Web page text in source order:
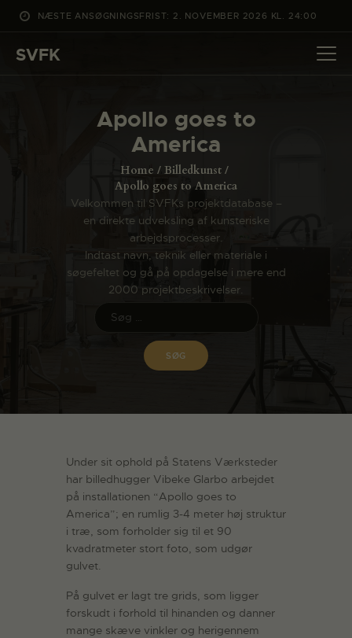
NÆSTE ANSØGNINGSFRIST: 2. NOVEMBER 2026 KL. 24:00
SVFK
Apollo goes to
America
Home
Billedkunst
Apollo goes to America
Velkommen til SVFKs projektdatabase –
en direkte udveksling af kunsteriske
arbejdsprocesser.
Indtast navn, teknik eller materiale i
søgefeltet og gå på opdagelse i mere end
2000 projektbeskrivelser.
DET SKER
PROJEKTER
ANSØG
OM SVFK
ENGLISH
Under sit ophold på Statens Værksteder
har billedhugger Vibeke Glarbo arbejdet
på installationen “Apollo goes to
America”; en rumlig 3-4 meter høj struktur
i træ, som forholder sig til et 90
kvadratmeter stort foto, som udgør
gulvet.
På gulvet er lagt tre grids, som ligger
forskudt i forhold til hinanden og danner
mange skæve vinkler og herigennem